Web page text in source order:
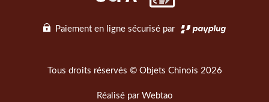
Paiement en ligne sécurisé par
Tous droits réservés © Objets Chinois 2026
Réalisé par Webtao